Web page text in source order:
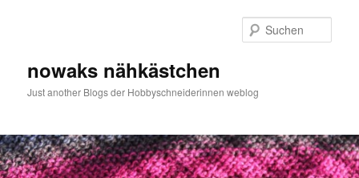
nowaks nähkästchen
Just another Blogs der Hobbyschneiderinnen weblog